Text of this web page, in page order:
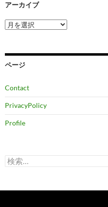
アーカイブ
ア
ー
ブ
ページ
Contact
PrivacyPolicy
Profile
検
索: